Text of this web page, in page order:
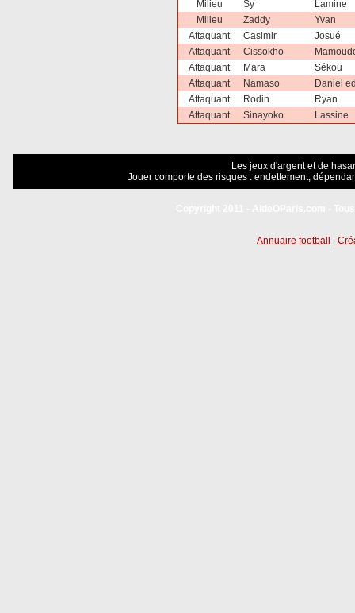
Milieu
Sy
Lamine
Milieu
Zaddy
Yvan
Attaquant
Casimir
Josué
Attaquant
Cissokho
Attaquant
Mara
Sékou
Attaquant
Namaso
Daniel
Attaquant
Rodin
Ryan
Attaquant
Sinayoko Lassine
Les jeux d'argent et de
Jouer comporte des risques : endettement,
Annuaire football